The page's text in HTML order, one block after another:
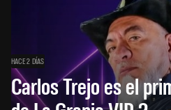
HACE 2 DÍAS
Carlos Trejo es el